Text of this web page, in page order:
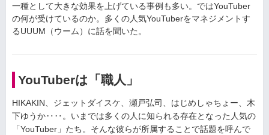
一種として大きな効果を上げている事例も多い。ではYouTuber
の何が受けているのか。多くの人気YouTuberをマネジメントす
るUUUM（ウーム）に話を聞いた。
YouTuberは「職人」
HIKAKIN、ジェットダイスケ、瀬戸弘司、はじめしゃちょー、木
下ゆうか‥‥。いまでは多くの人に知られる存在となった人気の
「YouTuber」たち。そんな彼らが所属することで話題を呼んで